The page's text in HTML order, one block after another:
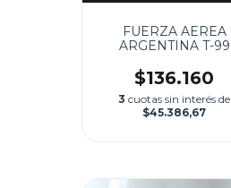
FUERZA AEREA
ARGENTINA T-99
$136.160
3 cuotas sin interés de
$45.386,67